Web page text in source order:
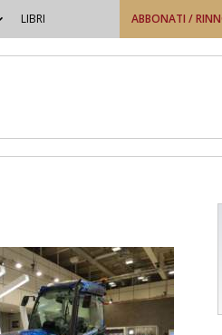
LIBRI ABBONATI /